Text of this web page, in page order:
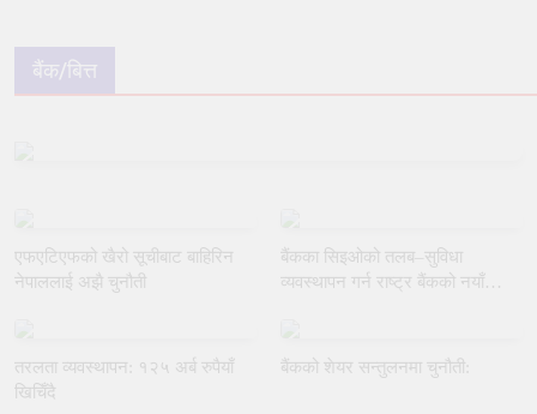
बैंक/बित्त
एफएटिएफको खैरो सूचीबाट बाहिरिन
नेपाललाई अझै चुनौती
बैंकका सिइओको तलब–सुविधा
व्यवस्थापन गर्न राष्ट्र बैंकको नयाँ
तरलता व्यवस्थापन: १२५ अर्ब रुपैयाँ
खिचिँदै
बैंकको शेयर सन्तुलनमा चुनौती: